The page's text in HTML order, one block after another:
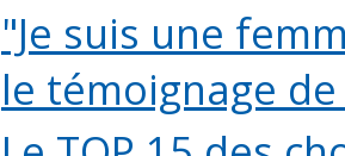
"Je suis une
le témoignage de